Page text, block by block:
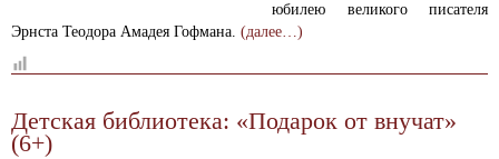
юбилею великого писателя
Эрнста Теодора Амадея Гофмана. (далее…)
Детская библиотека: «Подарок от внучат»
(6+)